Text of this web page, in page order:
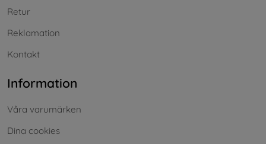
Retur
Reklamation
Kontakt
Information
Våra varumärken
Dina cookies